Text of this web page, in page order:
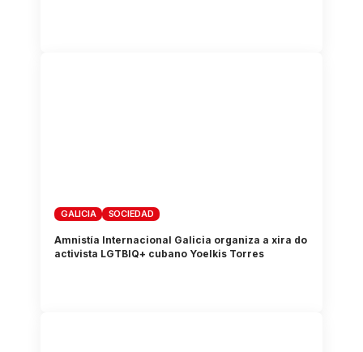
GALICIA SOCIEDAD
Amnistía Internacional Galicia organiza a xira do
activista LGTBIQ+ cubano Yoelkis Torres